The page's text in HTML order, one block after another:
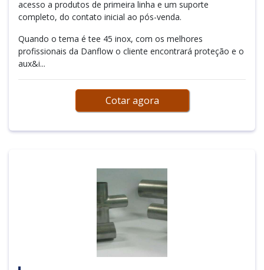
acesso a produtos de primeira linha e um suporte
completo, do contato inicial ao pós-venda.
Quando o tema é tee 45 inox, com os melhores
profissionais da Danflow o cliente encontrará proteção e o
aux&i...
Cotar agora